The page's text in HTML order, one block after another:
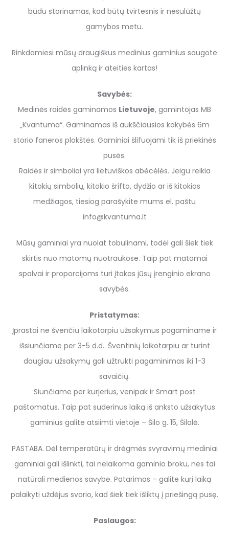
būdu storinamas, kad būtų tvirtesnis ir nesulūžtų
gamybos metu.
Rinkdamiesi mūsų draugiškus medinius gaminius saugote
aplinką ir ateities kartas!
Savybės:
Medinės raidės gaminamos Lietuvoje, gamintojas MB
„Kvantuma“. Gaminamas iš aukščiausios kokybės 6m
storio faneros plokštės. Gaminiai šlifuojami tik iš priekinės
pusės.
Raidės ir simboliai yra lietuviškos abėcėlės. Jeigu reikia
kitokių simbolių, kitokio šrifto, dydžio ar iš kitokios
medžiagos, tiesiog parašykite mums el. paštu
info@kvantuma.lt
Mūsų gaminiai yra nuolat tobulinami, todėl gali šiek tiek
skirtis nuo matomų nuotraukose. Taip pat matomai
spalvai ir proporcijoms turi įtakos jūsų įrenginio ekrano
savybės.
Pristatymas:
Įprastai ne švenčiu laikotarpiu užsakymus pagaminame ir
išsiunčiame per 3-5 d.d.. Šventinių laikotarpiu ar turint
daugiau užsakymų gali užtrukti pagaminimas iki 1-3
savaičių.
Siunčiame per kurjerius, venipak ir Smart post
paštomatus. Taip pat suderinus laiką iš anksto užsakytus
gaminius galite atsiimti vietoje – Šilo g. 15, Šilalė.
PASTABA. Dėl temperatūrų ir drėgmės svyravimų mediniai
gaminiai gali išlinkti, tai nelaikoma gaminio broku, nes tai
natūrali medienos savybė. Patarimas – galite kurį laiką
palaikyti uždėjus svorio, kad šiek tiek išliktų į priešingą pusę.
Paslaugos: